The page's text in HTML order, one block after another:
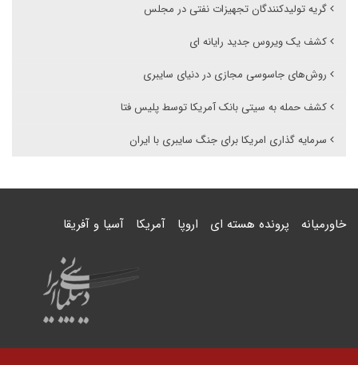
گریه تولیدکنندگان تجهیزات نفتی در مجلس
کشف یک ویروس جدید رایانه ای
روش‌های جاسوسی‌ مجازی در دنیای سایبری
کشف حمله به سیتی بانک آمریکا توسط پلیس فتا
سرمایه گذاری امریکا برای جنگ سایبری با ایران
خاورمیانه پرونده هسته ای اروپا آمریکا آسیا و آفریقا